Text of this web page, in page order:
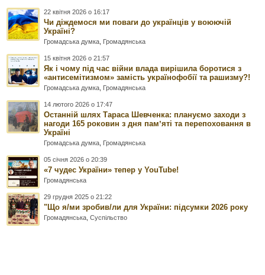
22 квітня 2026 о 16:17
Чи діждемося ми поваги до українців у воюючій
Україні?
Громадська думка Громадянська
15 квітня 2026 о 21:57
Як і чому під час війни влада вирішила боротися з
«антисемітизмом» замість українофобії та рашизму?!
Громадська думка Громадянська
14 лютого 2026 о 17:47
Останній шлях Тараса Шевченка: плануємо заходи з
нагоди 165 роковин з дня памʼяті та перепоховання в
Україні
Громадська думка Громадянська
05 січня 2026 о 20:39
«7 чудес України» тепер у YouTube!
Громадянська
29 грудня 2025 о 21:22
"Що я/ми зробив/ли для України: підсумки 2026 року
Громадянська ,Суспільство